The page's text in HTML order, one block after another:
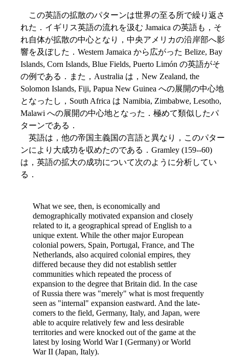
この英語の拡散のパターンは世界の至る所で繰り返さ
れた．イギリス英語の流れを汲む Jamaica の英語も，そ
れ自体が拡散の中心となり，中央アメリカの沿岸部へ影
響を及ぼした．Western Jamaica から広がった Belize, Bay
Islands, Corn Islands, Blue Fields, Puerto Limón の英語がそ
の例である．また，Australia は，New Zealand, the
Solomon Islands, Fiji, Papua New Guinea への展開の中心地
となったし，South Africa は Namibia, Zimbabwe, Lesotho,
Malawi への展開の中心地となった．極めて類似したパ
ターンである．
英語は，他の帝国主義国の言語と異なり，このパター
ンにより大成功を収めたのである．Gramley (159--60)
は，英語の拡大の成功について次のように分析してい
る．
What we see, then, is economically and
demographically motivated expansion and closely
related to it, a geographical spread of English to a
unique extent. While the other major European
colonial powers, Spain, Portugal, France, and The
Netherlands, also acquired colonial empires, they
differed because they did not establish settler
communities which repeated the process of
expansion to the degree that Britain did. In the case
of Russia there was "merely" what is most frequently
seen as "internal" expansion eastward. And the late-
comers to the field, Germany, Italy, and Japan, were
able to acquire relatively few and less desirable
territories and were knocked out of the game at the
latest by losing World War I (Germany) or World
War II (Japan, Italy).